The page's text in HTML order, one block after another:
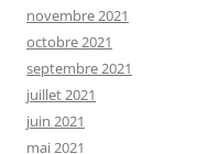
novembre 2021
octobre 2021
septembre 2021
juillet 2021
juin 2021
mai 2021